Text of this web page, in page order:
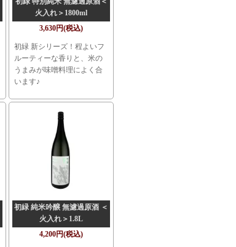
火入れ＞1800ml
3,630円(税込)
初緑 新シリーズ！程よいフ
ルーティーな香りと、米の
うまみが味噌料理によく合
います♪
初緑 純米吟醸 無濾過原酒 ＜
火入れ＞1.8L
4,200円(税込)